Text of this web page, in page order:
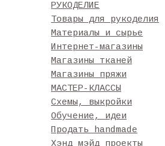
РУКОДЕЛИЕ
Товары для рукоделия
Материалы и сырье
Интернет-магазины
Магазины тканей
Магазины пряжи
МАСТЕР-КЛАССЫ
Схемы, выкройки
Обучение, идеи
Продать handmade
Хэнд мэйд проекты